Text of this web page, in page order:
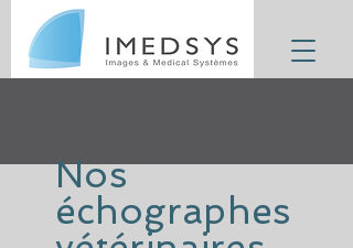
Nos
échographes